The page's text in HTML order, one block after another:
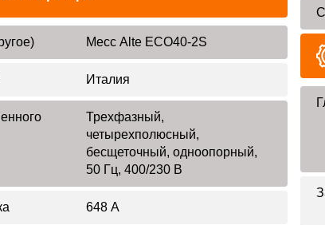
Mecc Alte ECO40-2S
Италия
Трехфазный,
четырехполюсный,
бесщеточный, одноопорный,
50 Гц, 400/230 В
648 А